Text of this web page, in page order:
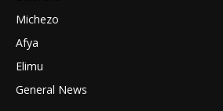
Michezo
Afya
Elimu
General News